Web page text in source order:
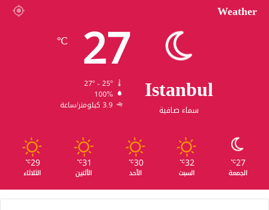
Weather
Istanbul
سماء صافية
27
℃
27º - 25º
100%
3.9 كيلومتر/ساعة
27
℃
الجمعة
32
℃
السبت
30
℃
الأحد
31
℃
الأثنين
29
℃
الثلاثاء